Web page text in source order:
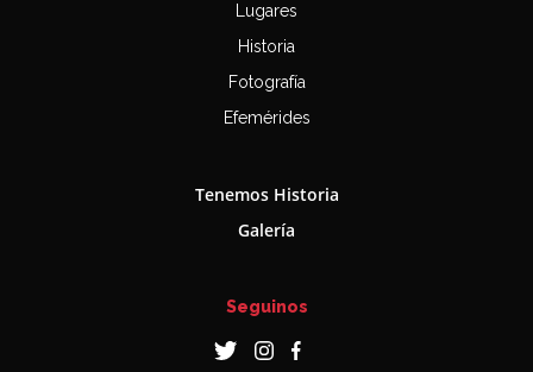
Lugares
Historia
Fotografía
Efemérides
Tenemos Historia
Galería
Seguinos